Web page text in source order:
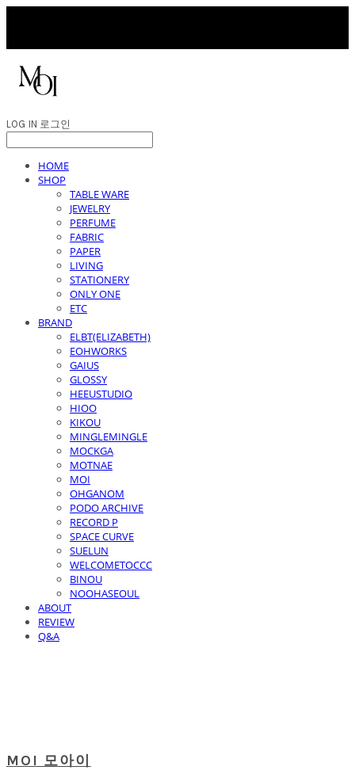
LOG IN 로그인
HOME
SHOP
TABLE WARE
JEWELRY
PERFUME
FABRIC
PAPER
LIVING
STATIONERY
ONLY ONE
ETC
BRAND
ELBT(ELIZABETH)
EOHWORKS
GAIUS
GLOSSY
HEEUSTUDIO
HIOO
KIKOU
MINGLEMINGLE
MOCKGA
MOTNAE
MOI
OHGANOM
PODO ARCHIVE
RECORD P
SPACE CURVE
SUELUN
WELCOMETOCCC
BINOU
NOOHASEOUL
ABOUT
REVIEW
Q&A
MOI 모아이